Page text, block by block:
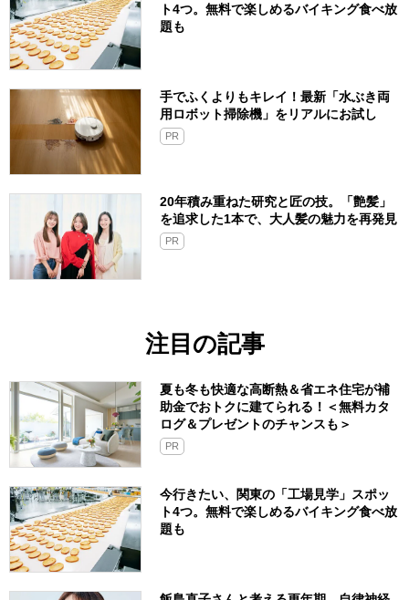
ト4つ。無料で楽しめるバイキング食べ放
題も
手でふくよりもキレイ！最新「水ぶき両
用ロボット掃除機」をリアルにお試し
PR
20年積み重ねた研究と匠の技。「艶髪」
を追求した1本で、大人髪の魅力を再発見
PR
注目の記事
夏も冬も快適な高断熱＆省エネ住宅が補
助金でおトクに建てられる！＜無料カタ
ログ＆プレゼントのチャンスも＞
PR
今行きたい、関東の「工場見学」スポッ
ト4つ。無料で楽しめるバイキング食べ放
題も